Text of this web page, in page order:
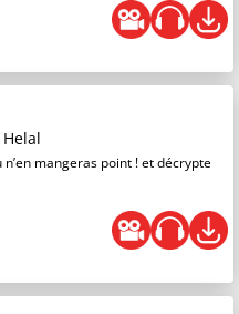
mangeras point ! et décrypte